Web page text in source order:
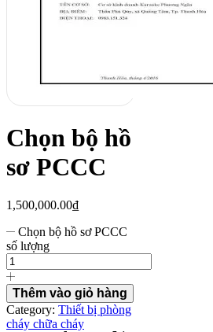
Chọn bộ hồ
sơ PCCC
1,500,000.00₫
Chọn bộ hồ sơ PCCC
số lượng
Thêm vào giỏ hàng
Category: Thiết bị phòng
cháy chữa cháy